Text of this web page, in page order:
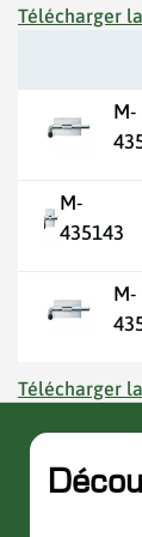
Télécharger
M-
M-
435143
M-
Télécharger